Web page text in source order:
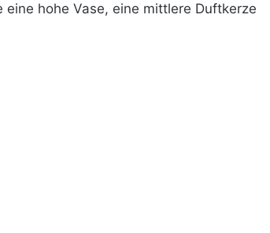
hohe Vase, eine mittlere Duftkerze